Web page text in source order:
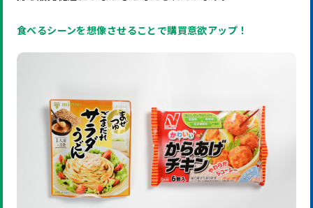
食べるシーンを想像させることで購買意欲アップ！